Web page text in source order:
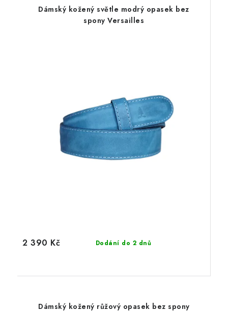
Dámský kožený světle modrý opasek bez
spony Versailles
Dodání do 2 dnů
2 390 Kč
Dámský kožený růžový opasek bez spony